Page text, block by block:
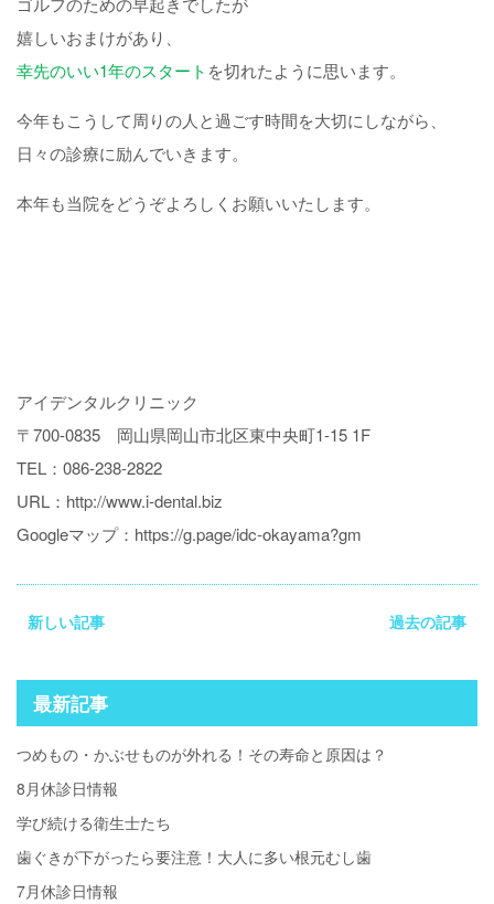
嬉しいおまけがあり、
幸先のいい1年のスタート を切れたように思います。
今年もこうして周りの人と過ごす時間を大切にしながら、
日々の診療に励んでいきます。
本年も当院をどうぞよろしくお願いいたします。
アイデンタルクリニック
〒700-0835 岡山県岡山市北区東中央町1-15 1F
TEL：086-238-2822
URL： http://www.i-dental.biz
Googleマップ： https://g.page/idc-okayama?gm
新しい記事 過去の記事
最新記事
つめもの・かぶせものが外れる！その寿命と原因は？
8月休診日情報
学び続ける衛生士たち
歯ぐきが下がったら要注意！大人に多い根元むし歯
7月休診日情報